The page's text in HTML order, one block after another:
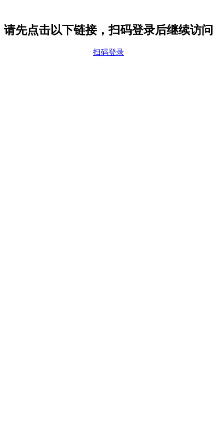
请先点击以下链接，扫码登录后继续访问
扫码登录